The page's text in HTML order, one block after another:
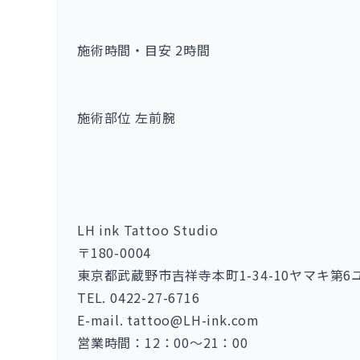
施術時間・目安 2時間
施術部位 左前腕
LH ink Tattoo Studio
〒180-0004
東京都武蔵野市吉祥寺本町1-34-10ヤマキ第6
TEL. 0422-27-6716
E-mail. tattoo@LH-ink.com
営業時間：12：00～21：00